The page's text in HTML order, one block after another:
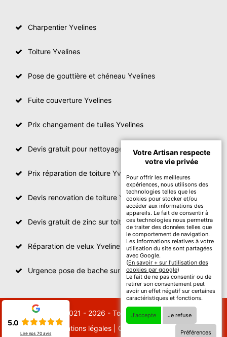
Charpentier Yvelines
Toiture Yvelines
Pose de gouttière et chéneau Yvelines
Fuite couverture Yvelines
Prix changement de tuiles Yvelines
Devis gratuit pour nettoyage toiture Yvelines
Prix réparation de toiture Yvelines
Devis renovation de toiture Yvelines
Devis gratuit de zinc sur toiture
Réparation de velux Yvelines
Urgence pose de bache sur toiture Yvelines
© 2021 - 2026 - Tout droit réservé
Mentions légales| Contactez-nous
Votre Artisan respecte
votre vie privée
Pour offrir les meilleures
expériences, nous utilisons des
technologies telles que les
cookies pour stocker et/ou
accéder aux informations des
appareils. Le fait de consentir à
ces technologies nous permettra
de traiter des données telles que
le comportement de navigation.
Les informations relatives à votre
utilisation du site sont partagées
avec Google.
(En savoir + sur l'utilisation des
cookies par google)
Le fait de ne pas consentir ou de
retirer son consentement peut
avoir un effet négatif sur certaines
caractéristiques et fonctions.
J'accepte Je refuse
Préférences
5.0
Lire nos 70avis